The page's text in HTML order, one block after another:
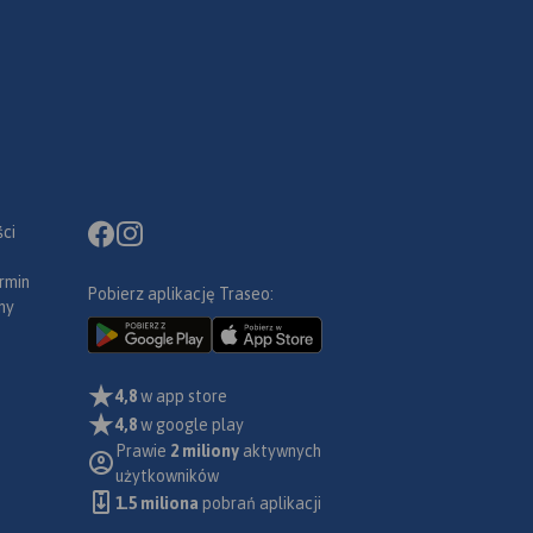
Pobierz aplikację Traseo:
4,8w app store
4,8w google play
Prawie 2 miliony aktywnych
użytkowników
1.5 miliona pobrań aplikacji